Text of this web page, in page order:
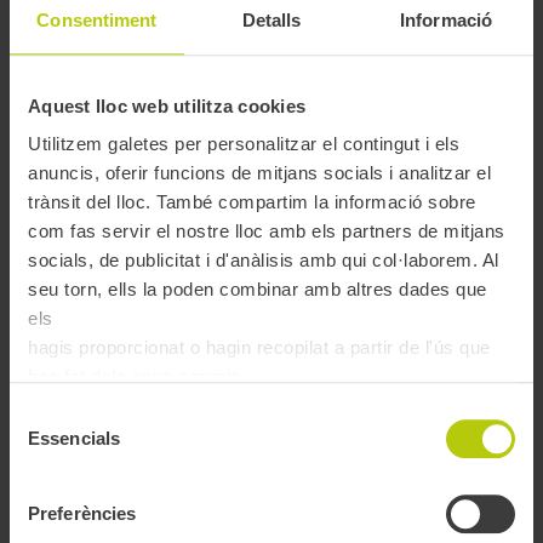
Consentiment Detalls Informació
Aquest lloc web utilitza cookies
Utilitzem galetes per personalitzar el contingut i els
anuncis, oferir funcions de mitjans socials i analitzar el
trànsit del lloc. També compartim la informació sobre
com fas servir el nostre lloc amb els partners de mitjans
socials, de publicitat i d'anàlisis amb qui col·laborem. Al
seu torn, ells la poden combinar amb altres dades que
els
hagis proporcionat o hagin recopilat a partir de l'ús que
Essencials
Preferències
cas de 2 zones).
1 zona 2 zones
3 zones
91,00 €
178,50
€
242,90 €
4 zones 5 zones 6 zones
312,55
€
381,15 €
En quines targetes es pot carregar la T-